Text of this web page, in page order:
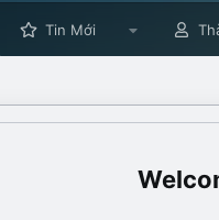
Tin Mới